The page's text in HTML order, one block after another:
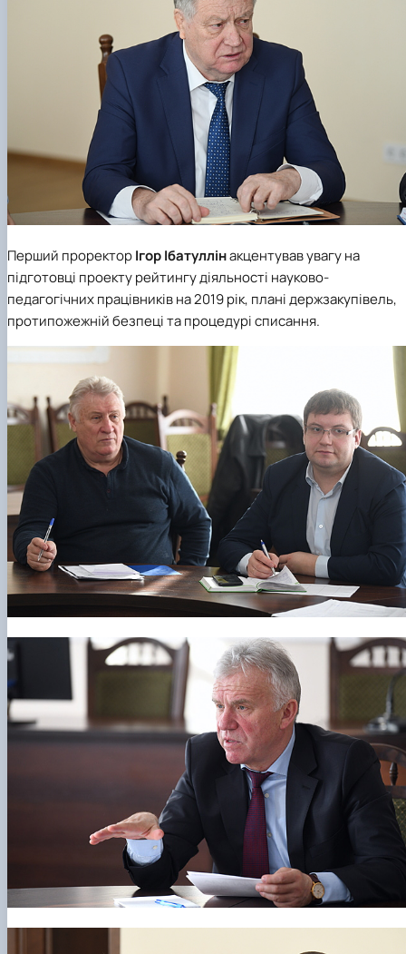
Перший проректорІгор Ібатуллінакцентував увагу на
підготовці проекту рейтингу діяльності науково-
педагогічних працівників на 2019 рік, плані держзакупівель,
протипожежній безпеці та процедурі списання.